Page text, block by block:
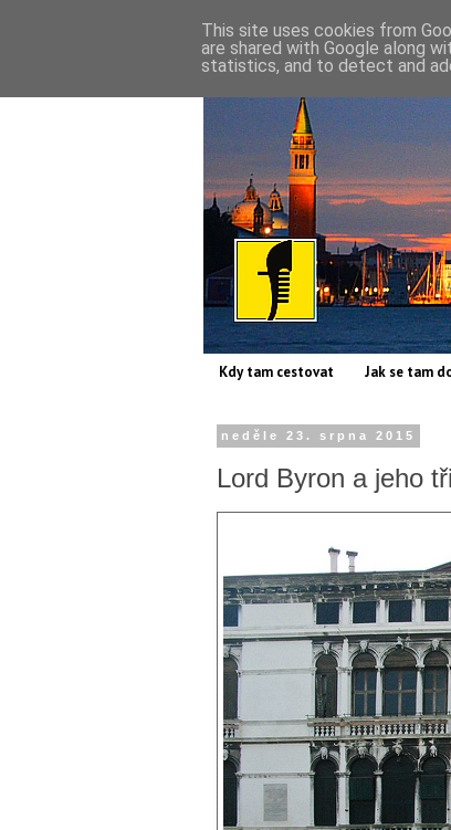
Kdy tam cestovat Jak se tam
neděle 23. srpna 2015
Lord Byron a jeho
This site uses cookies from
are shared with Google along
statistics, and to detect and